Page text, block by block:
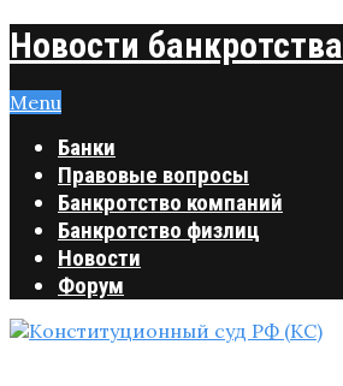
Новости банкротства
Menu
Банки
Правовые вопросы
Банкротство компаний
Банкротство физлиц
Новости
Форум